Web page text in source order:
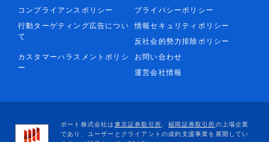
コンプライアンスポリシー
プライバシーポリシー
行動ターゲティング広告につい
て
情報セキュリティポリシー
反社会的勢力排除ポリシー
カスタマーハラスメントポリシ
ー
お問い合わせ
運営会社情報